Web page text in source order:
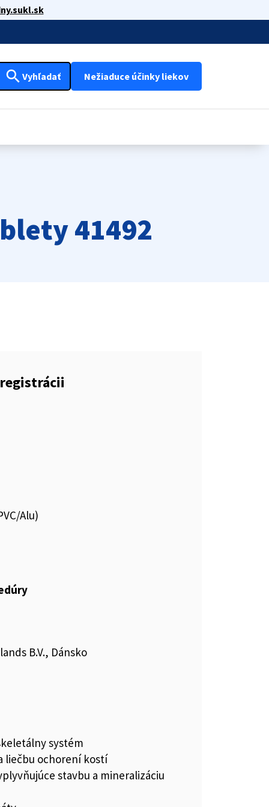
search Vyhľadať Nežiaduce účinky liekov
41492
Alu)
B.V., Dánsko
systém
liečbu ochorení kostí
stavbu a mineralizáciu